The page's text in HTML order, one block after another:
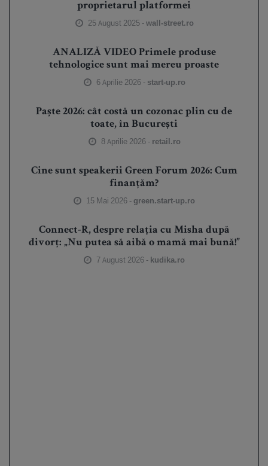
proprietarul platformei
25 August 2025 -wall-street.ro
ANALIZĂ VIDEO Primele produse
tehnologice sunt mai mereu proaste
6 Aprilie 2026 - start-up.ro
Paște 2026: cât costă un cozonac plin cu de
toate, în București
8 Aprilie 2026 - retail.ro
Cine sunt speakerii Green Forum 2026: Cum
finanțăm?
15 Mai 2026 - green.start-up.ro
Connect-R, despre relația cu Misha după
divorț: „Nu putea să aibă o mamă mai bună!”
7 August 2026 - kudika.ro